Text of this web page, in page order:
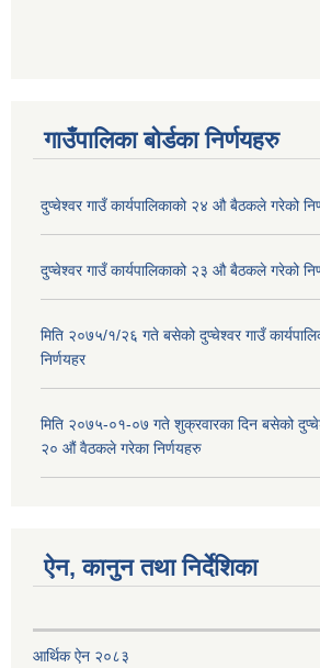
गाउँपालिका बोर्डका निर्णयहरु
दुप्चेश्वर गाउँ कार्यपालिकाको २४ औ बैठकले गरेको
दुप्चेश्वर गाउँ कार्यपालिकाको २३ औ बैठकले गरेको
मिति २०७५/१/२६ गते बसेको दुप्चेश्वर गाउँ
निर्णयहर
मिति २०७५-०१-०७ गते शुक्रवारका दिन बसेको
२० औं वैठकले गरेका निर्णयहरु
ऐन, कानुन तथा निर्देशिका
आर्थिक ऐन २०८३